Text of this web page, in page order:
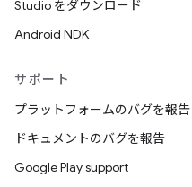
Studio をダウンロード
Android NDK
サポート
プラットフォームのバグを報告
ドキュメントのバグを報告
Google Play support